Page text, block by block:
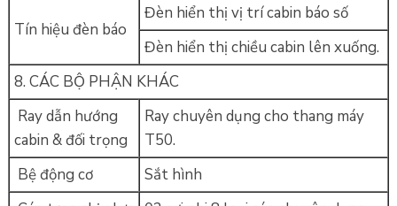
Tín hiệu đèn báo
Đèn hiển thị vị trí cabin báo số
Đèn hiển thị chiều cabin lên xuống.
8. CÁC BỘ PHẬN KHÁC
Ray dẫn hướng
cabin & đối trọng
Ray chuyên dụng cho thang máy
T50.
Bệ động cơ
Sắt hình